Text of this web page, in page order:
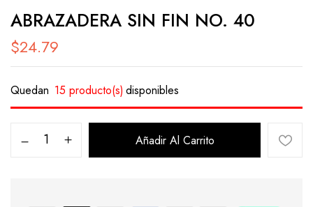
ABRAZADERA SIN FIN NO. 40
$24.79
Quedan 15 producto(s) disponibles
Añadir Al Carrito